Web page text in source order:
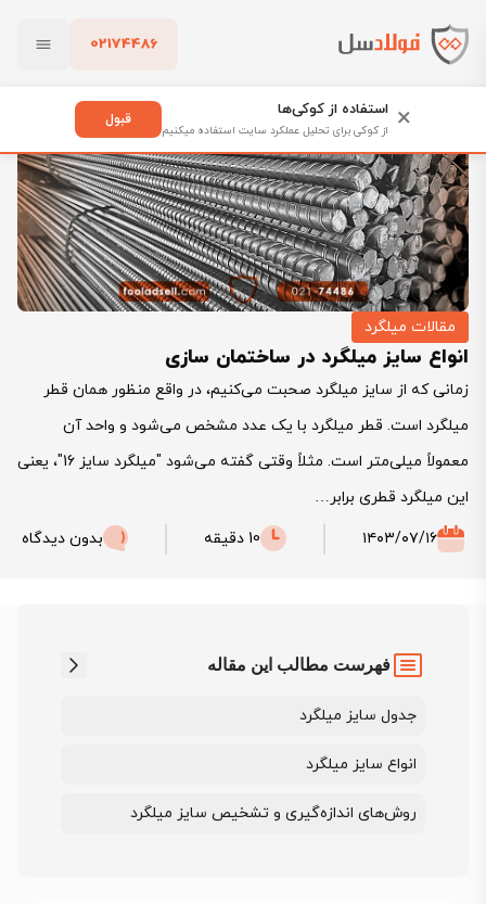
02174486
پاک کردن
فولادسل
مقالات میلگرد
انواع سایز میلگرد در ساختمان سازی
زمانی که از سایز میلگرد صحبت می‌کنیم، در واقع منظور همان قطر
میلگرد است. قطر میلگرد با یک عدد مشخص می‌شود و واحد آن
معمولاً میلی‌متر است. مثلاً وقتی گفته می‌شود "میلگرد سایز 16"، یعنی
این میلگرد قطری برابر…
۱۴۰۳/۰۷/۱۶
10 دقیقه بدون دیدگاه
فهرست مطالب این مقاله
جدول سایز میلگرد
انواع سایز میلگرد
روش‌های اندازه‌گیری و تشخیص سایز میلگرد
× استفاده از کوکی‌ها
از کوکی برای تحلیل عملکرد سایت استفاده میکنیم
قبول